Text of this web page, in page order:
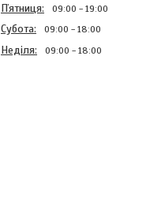
Пʼятниця 09:00 19:00
Субота 09:00 18:00
Неділя 09:00 18:00